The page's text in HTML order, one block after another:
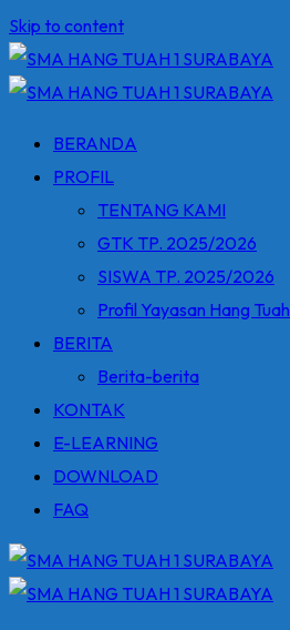
Skip to content
BERANDA
PROFIL
TENTANG KAMI
GTK TP. 2025/2026
SISWA TP. 2025/2026
Profil Yayasan Hang Tuah
BERITA
Berita-berita
KONTAK
E-LEARNING
DOWNLOAD
FAQ